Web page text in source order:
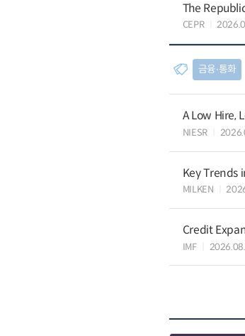
The
CEPR
금융∙통화
A Low Hire,
NIESR
Key Trends
MILKEN
Credit
IMF